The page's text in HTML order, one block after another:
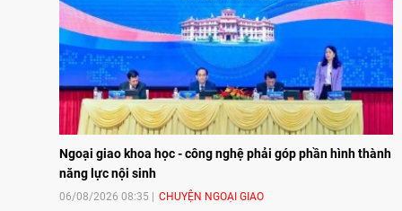
Ngoại giao khoa học - công nghệ phải góp phần hình thành
năng lực nội sinh
06/08/2026 08:35 CHUYỆN NGOẠI GIAO